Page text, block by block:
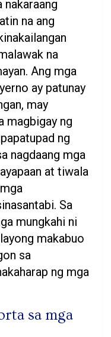
nakaraang
na ang
na
Ang mga
ay patunay
may
magbigay ng
ng
nagdaang mga
at tiwala
Sa
mungkahi ni
makabuo
sa
ng mga
sa mga